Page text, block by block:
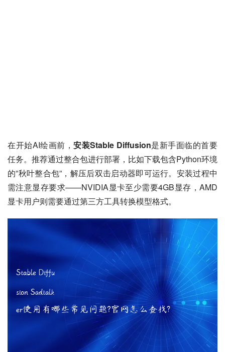
在开始AI绘画前，安装Stable Diffusion是新手面临的首要
任务。推荐通过整合包进行部署，比如下载包含Python环境
的”秋叶整合包”，解压后双击启动器即可运行。安装过程中
需注意显存要求——NVIDIA显卡至少需要4GB显存，AMD
显卡用户则需要通过第三方工具转换模型格式。